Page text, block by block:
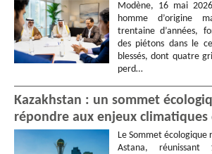
Modène, 16 mai
homme d’origine
trentaine d’années,
des piétons dans le
blessés, dont quatre
perd…
Kazakhstan : un sommet
répondre aux enjeux climatiques
Le Sommet écologique
Astana,